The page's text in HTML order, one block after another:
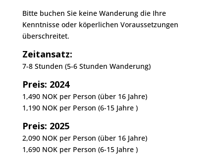
Bitte buchen Sie keine Wanderung die Ihre
Kenntnisse oder köperlichen Voraussetzungen
überschreitet.
Zeitansatz:
7-8 Stunden (5-6 Stunden Wanderung)
Preis: 2024
1,490 NOK per Person (über 16 Jahre)
1,190 NOK per Person (6-15 Jahre )
Preis: 2025
2,090 NOK per Person (über 16 Jahre)
1,690 NOK per Person (6-15 Jahre )